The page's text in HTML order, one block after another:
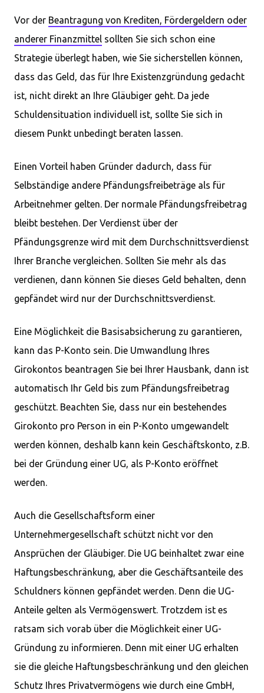
Vor der Beantragung von Krediten, Fördergeldern oder
anderer Finanzmittel sollten Sie sich schon eine
Strategie überlegt haben, wie Sie sicherstellen können,
dass das Geld, das für Ihre Existenzgründung gedacht
ist, nicht direkt an Ihre Gläubiger geht. Da jede
Schuldensituation individuell ist, sollte Sie sich in
diesem Punkt unbedingt beraten lassen.
Einen Vorteil haben Gründer dadurch, dass für
Selbständige andere Pfändungsfreibeträge als für
Arbeitnehmer gelten. Der normale Pfändungsfreibetrag
bleibt bestehen. Der Verdienst über der
Pfändungsgrenze wird mit dem Durchschnittsverdienst
Ihrer Branche vergleichen. Sollten Sie mehr als das
verdienen, dann können Sie dieses Geld behalten, denn
gepfändet wird nur der Durchschnittsverdienst.
Eine Möglichkeit die Basisabsicherung zu garantieren,
kann das P-Konto sein. Die Umwandlung Ihres
Girokontos beantragen Sie bei Ihrer Hausbank, dann ist
automatisch Ihr Geld bis zum Pfändungsfreibetrag
geschützt. Beachten Sie, dass nur ein bestehendes
Girokonto pro Person in ein P-Konto umgewandelt
werden können, deshalb kann kein Geschäftskonto, z.B.
bei der Gründung einer UG, als P-Konto eröffnet
werden.
Auch die Gesellschaftsform einer
Unternehmergesellschaft schützt nicht vor den
Ansprüchen der Gläubiger. Die UG beinhaltet zwar eine
Haftungsbeschränkung, aber die Geschäftsanteile des
Schuldners können gepfändet werden. Denn die UG-
Anteile gelten als Vermögenswert. Trotzdem ist es
ratsam sich vorab über die Möglichkeit einer UG-
Gründung zu informieren. Denn mit einer UG erhalten
sie die gleiche Haftungsbeschränkung und den gleichen
Schutz Ihres Privatvermögens wie durch eine GmbH,